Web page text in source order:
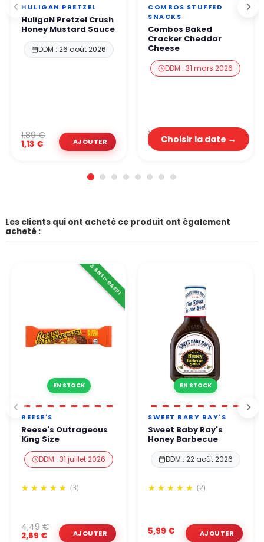
HULIGAN PRETZEL
HuligaN Pretzel Crush
Honey Mustard Sauce
DDM : 26 août 2026
1,13 €
1,89 €
COMBOS STUFFED
SNACKS
Combos Baked
Cracker Cheddar
Cheese
DDM : 31 mars 2026
0,80 €
1,99 €Choisir la date →
Les clients qui ont acheté ce produit ont également
acheté :
EN STOCK
⚠️ ANTI-GASPI
REESE'S
Reese's Outrageous
King Size
DDM : 31 juillet 2026
(3)
2,69 €
4,49 €
EN STOCK
SWEET BABY RAY'S
Sweet Baby Ray's
Honey Barbecue
DDM : 22 août 2026
(2)
5,99 €